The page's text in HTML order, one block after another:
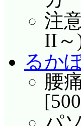
注
II
るか
腰